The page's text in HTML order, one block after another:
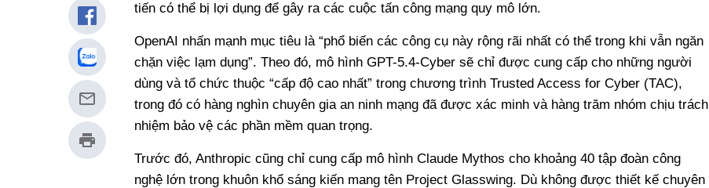
tiến có thể bị lợi dụng để gây ra các cuộc tấn công mạng quy mô lớn.
OpenAI nhấn mạnh mục tiêu là “phổ biến các công cụ này rộng rãi nhất có thể trong khi vẫn ngăn
chặn việc lạm dụng”. Theo đó, mô hình GPT-5.4-Cyber sẽ chỉ được cung cấp cho những người
dùng và tổ chức thuộc “cấp độ cao nhất” trong chương trình Trusted Access for Cyber (TAC),
trong đó có hàng nghìn chuyên gia an ninh mạng đã được xác minh và hàng trăm nhóm chịu trách
nhiệm bảo vệ các phần mềm quan trọng.
Trước đó, Anthropic cũng chỉ cung cấp mô hình Claude Mythos cho khoảng 40 tập đoàn công
nghệ lớn trong khuôn khổ sáng kiến mang tên Project Glasswing. Dù không được thiết kế chuyên